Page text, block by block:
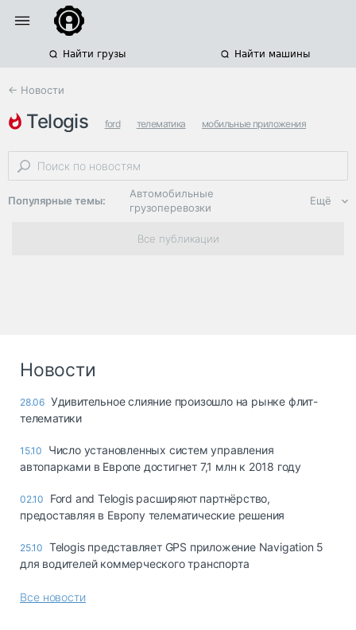
Найти грузы Найти машины
← Новости
telogis ford телематика мобильные приложения
Популярные темы:
Автомобильные
грузоперевозки
Региональная
логистика
опасные грузы
страхование
Склады и
грузовые
Коммерческий
транспорт
Ещё
Все публикации
Новости
28.06 Удивительное слияние произошло на рынке флит-
телематики
15.10
Число установленных систем управления
автопарками в Европе достигнет 7,1 млн к 2018 году
02.10
Ford and Telogis расширяют партнёрство,
предоставляя в Европу телематические решения
25.10 Telogis представляет GPS приложение Navigation 5
для водителей коммерческого транспорта
Все новости